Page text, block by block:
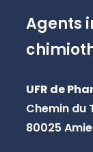
Agents
UFR de
Chemin du
80025